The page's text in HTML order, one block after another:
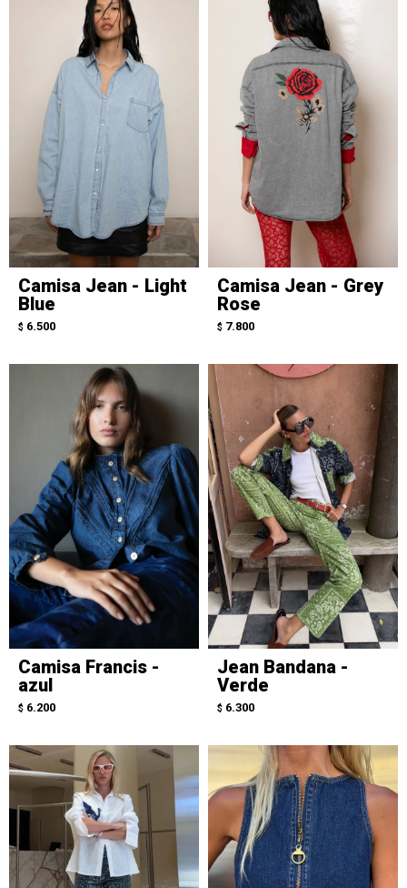
Camisa Jean - Light
Blue
$ 6.500
Camisa Jean - Grey
Rose
$ 7.800
Camisa Francis -
azul
$ 6.200
Jean Bandana -
Verde
$ 6.300